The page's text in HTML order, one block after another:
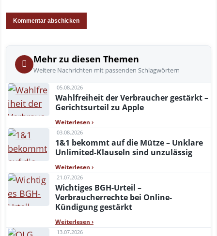
Mehr zu diesen Themen
Weitere Nachrichten mit passenden Schlagwörtern
05.08.2026
Wahlfreiheit der Verbraucher gestärkt –
Gerichtsurteil zu Apple
Weiterlesen ›
03.08.2026
1&1 bekommt auf die Mütze – Unklare
Unlimited-Klauseln sind unzulässig
Weiterlesen ›
21.07.2026
Wichtiges BGH-Urteil –
Verbraucherrechte bei Online-
Kündigung gestärkt
Weiterlesen ›
13.07.2026